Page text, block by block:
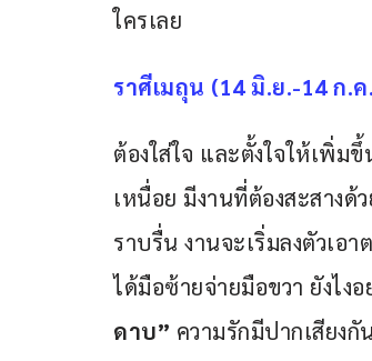
ใครเลย
ราศีเมถุน (14 มิ.ย.-14 ก.ค
ต้องใส่ใจ และตั้งใจให้เพิ่ม
เหนื่อย มีงานที่ต้องสะสางด้
ราบรื่น งานจะเริ่มลงตัวเอ
ได้มือซ้ายจ่ายมือขวา ยังไง
ดาบ” ความรักมีปากเสียง